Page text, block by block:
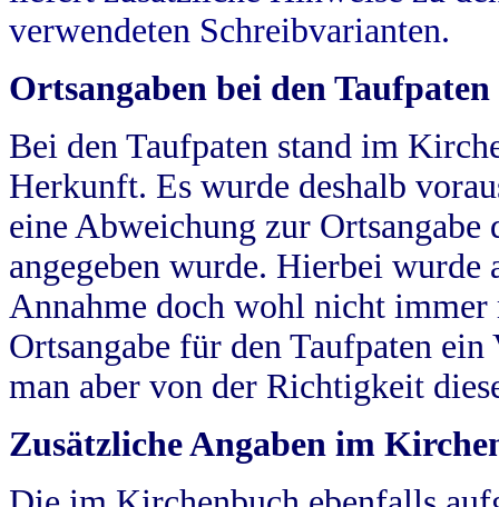
verwendeten Schreibvarianten.
Ortsangaben bei den Taufpaten
Bei den Taufpaten stand im
Herkunft. Es wurde deshalb
eine Abweichung zur
angegeben wurde. Hierbei wurde
Annahme doch wohl nicht
Ortsangabe für den Taufpaten
man aber von der Richtigkeit
Zusätzliche Angaben im